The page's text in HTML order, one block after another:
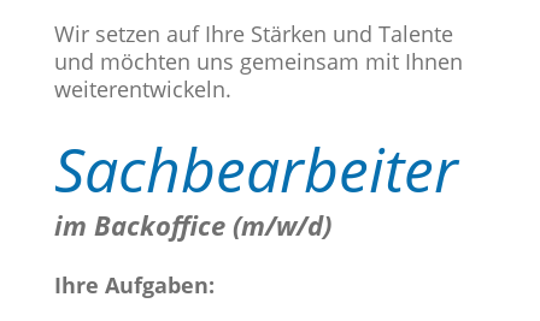
Wir setzen auf Ihre Stärken und Talente
und möchten uns gemeinsam mit Ihnen
weiterentwickeln.
Sachbearbeiter
im Backoffice (m/w/d)
Ihre Aufgaben: